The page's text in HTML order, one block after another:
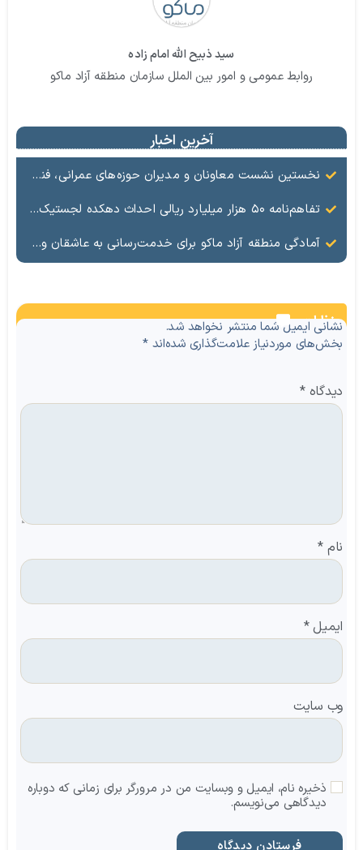
سید ذبیح الله امام زاده
روابط عمومی و امور بین الملل سازمان منطقه آزاد ماکو
آخرین اخبار
نخستین نشست معاونان و مدیران حوزه‌های عمرانی، فنی، شهرسازی، محیط‌زیست، خدمات شهری و لجستیک ۱۸ منطقه آزاد در سال ۱۴۰۵ برگزار شد
تفاهم‌نامه ۵۰ هزار میلیارد ریالی احداث دهکده لجستیک ماکو امضا شد
آمادگی منطقه آزاد ماکو برای خدمت‌رسانی به عاشقان ولایت در آیین وداع و تشییع قائد امت
نظرات
نشانی ایمیل شما منتشر نخواهد شد.
بخش‌های موردنیاز علامت‌گذاری شده‌اند*
دیدگاه*
نام *
ایمیل*
وب‌ سایت
ذخیره نام، ایمیل و وبسایت من در مرورگر برای زمانی که دوباره
دیدگاهی می‌نویسم.